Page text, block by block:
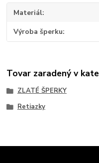
Materiál
Výroba šperku
Tovar zaradený v
ZLATÉ ŠPERKY
Retiazky